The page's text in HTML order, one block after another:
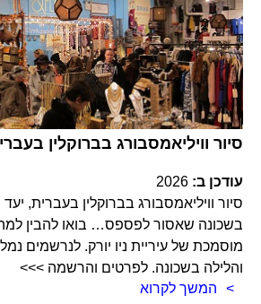
סיור וויליאמסבורג בברוקלין
עודכן ב: 2026
סיור וויליאמסבורג בברוקלין בעברית, יעד
בשכונה שאסור לפספס… בואו להבין
מוסמכת של עיריית ניו יורק. לנרשמים
והלילה בשכונה. לפרטים והרשמה >>>
המשך לקרוא